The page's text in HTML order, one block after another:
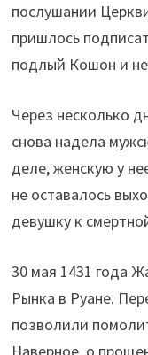
послушании
пришлось
подлый Кошон и
Через несколько
снова надела
деле, женскую у
не оставалось
девушку к
30 мая 1431 года
Рынка в Руане.
позволили